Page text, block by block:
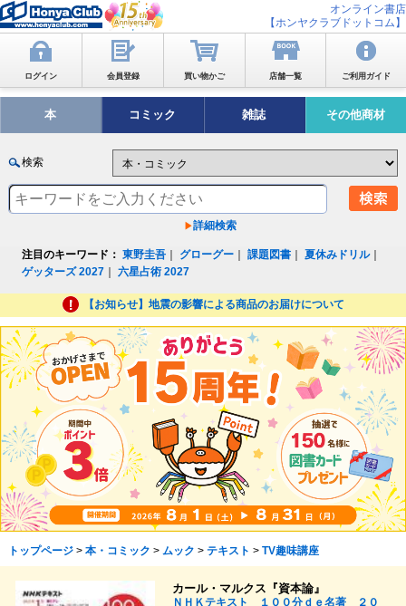
オンライン書店
【ホンヤクラブドットコム】
ログイン 会員登録 買い物かご 店舗一覧 ご利用ガイド
本 コミック 雑誌 その他商材
検索
詳細検索
注目のキーワード： 東野圭吾 グローグー ｜課題図書 ｜夏休みドリル｜
ゲッターズ 2027 ｜六星占術 2027
【お知らせ】地震の影響による商品のお届けについて
トップページ> 本・コミック > ムック > テキスト > TV趣味講座
カール・マルクス『資本論』
ＮＨＫテキスト １００分ｄｅ名著 ２０